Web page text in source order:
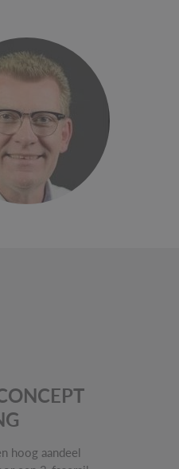
hoog aandeel